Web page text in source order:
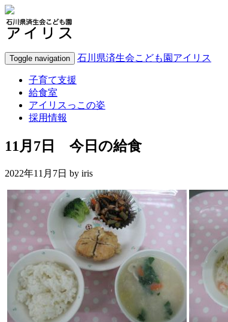
Toggle navigation 石川県済生会こども園アイリス
子育て支援
給食室
アイリスっこの姿
採用情報
11月7日 今日の給食
2022年11月7日 by iris